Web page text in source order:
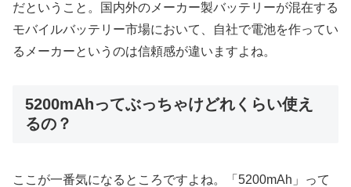
だということ。国内外のメーカー製バッテリーが混在する
モバイルバッテリー市場において、自社で電池を作ってい
るメーカーというのは信頼感が違いますよね。
5200mAhってぶっちゃけどれくらい使え
るの？
ここが一番気になるところですよね。「5200mAh」って